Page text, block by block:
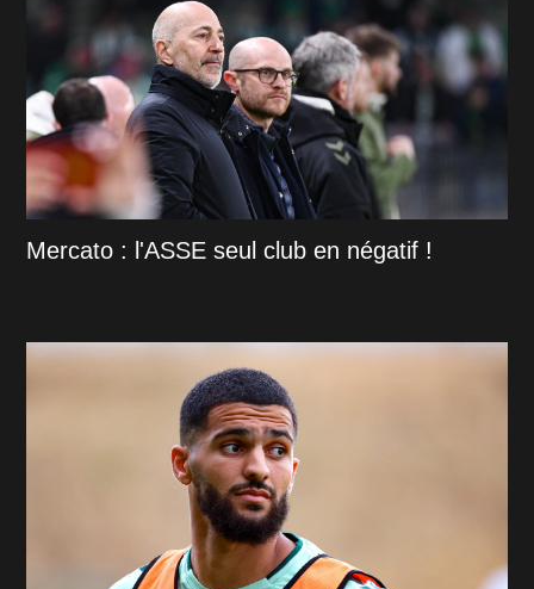
Mercato : l'ASSE seul club en négatif !